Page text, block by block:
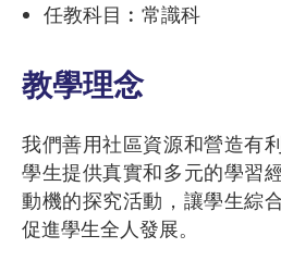
任教科目︰常識科
教學理念
我們善用社區資源和營造有
學生提供真實和多元的學習
動機的探究活動，讓學生綜
促進學生全人發展。